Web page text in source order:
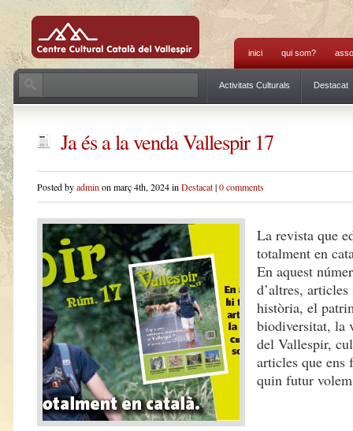
inici qui som?
Activitats Culturals Destacat
Ja és a la venda Vallespir 17
Posted byadmin on març 4th, 2024 in Destacat|0 comments
La revista que
totalment en
En aquest
d’altres,
història, el
biodiversitat, la
del Vallespir,
articles que ens
quin futur